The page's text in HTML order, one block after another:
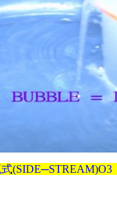
(SIDE─STREAM)O3